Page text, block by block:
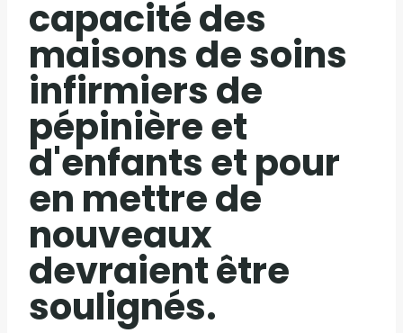
capacité des
maisons de soins
infirmiers de
pépinière et
d'enfants et pour
en mettre de
nouveaux
devraient être
soulignés.